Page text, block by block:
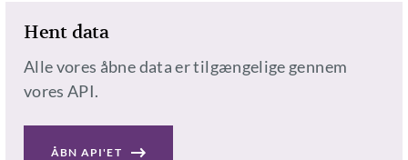
Hent data
Alle vores åbne data er tilgængelige gennem
vores API.
ÅBN API'ET